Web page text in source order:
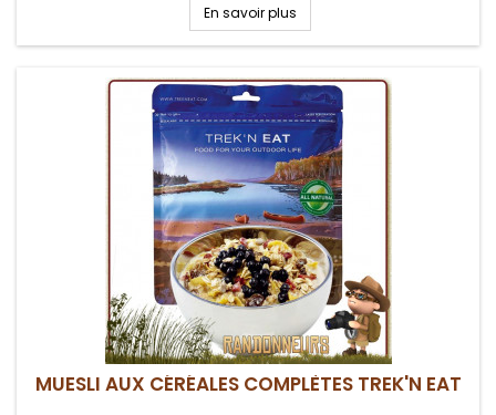
En savoir plus
MUESLI AUX CÉRÉALES COMPLÈTES TREK'N EAT